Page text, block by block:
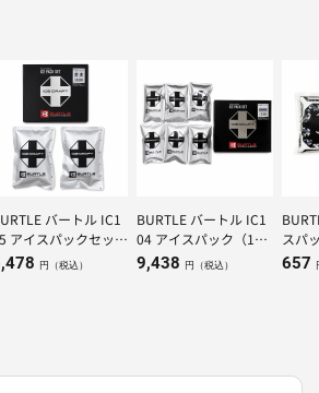
バートル IC1
アイスパックセット
500g）×２個
円（税込）
BURTLE バートル IC1
04 アイスパック（150
g）×6個
9,438 円（税込）
スパ
657